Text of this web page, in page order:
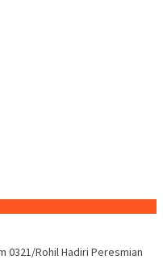
0321/Rohil Hadiri Peresmian